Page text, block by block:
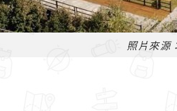
照片來源